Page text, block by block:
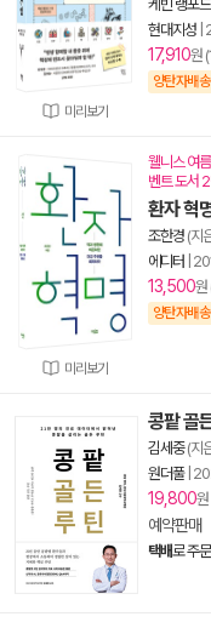
미리보기
케빈 랭포드
현대지성
17,910원
양탄자배송
미리보기
웰니스 여
벤트 도서
환자 혁
조한경 (지
에디터
13,500원
양탄자배송
콩팥 골
김세중(지
원더풀|
19,800원
예약판매
택배로 주